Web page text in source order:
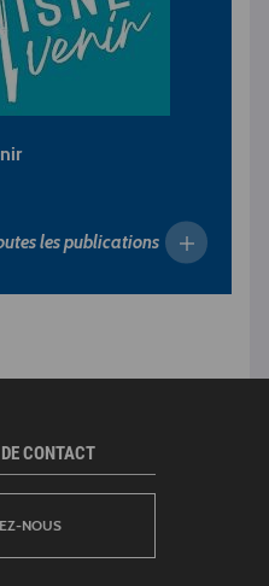
les publications
CONTACT
NOUS